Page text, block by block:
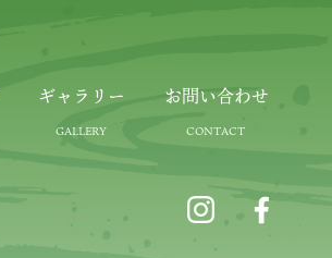
ギャラリー お問い合わせ